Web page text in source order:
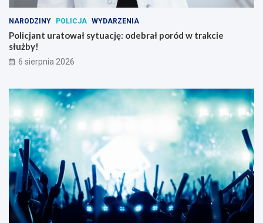
NARODZINY POLICJA WYDARZENIA
Policjant uratował sytuację: odebrał poród w trakcie
służby!
6 sierpnia 2026